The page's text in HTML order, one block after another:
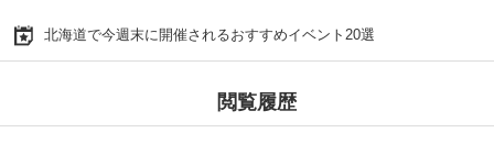
北海道で今週末に開催されるおすすめイベント20選
閲覧履歴